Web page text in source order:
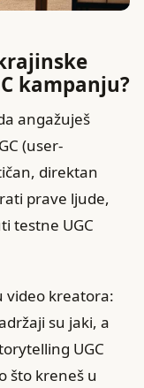
kampanju?
angažuješ
(user-
direktan
prave ljude,
testne UGC
video kreatora:
su jaki, a
UGC
što kreneš u